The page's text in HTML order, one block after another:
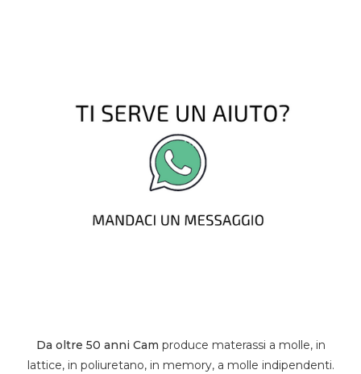
Da oltre 50 anni Cam produce materassi a molle, in
lattice, in poliuretano, in memory, a molle indipendenti.